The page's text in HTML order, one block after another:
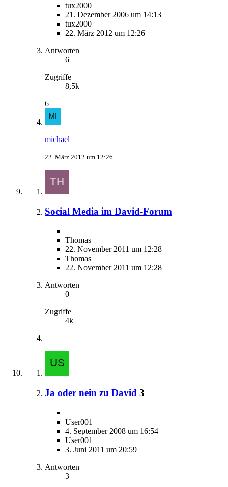
tux2000
21. Dezember 2006 um 14:13
tux2000
22. März 2012 um 12:26
Antworten
6
Zugriffe
8,5k
6
michael
22. März 2012 um 12:26
Social Media im David-Forum
Thomas
22. November 2011 um 12:28
Thomas
22. November 2011 um 12:28
Antworten
0
Zugriffe
4k
Ja oder nein zu David 3
User001
4. September 2008 um 16:54
User001
3. Juni 2011 um 20:59
Antworten
3